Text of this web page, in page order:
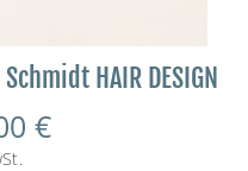
HAIR DESIGN
€